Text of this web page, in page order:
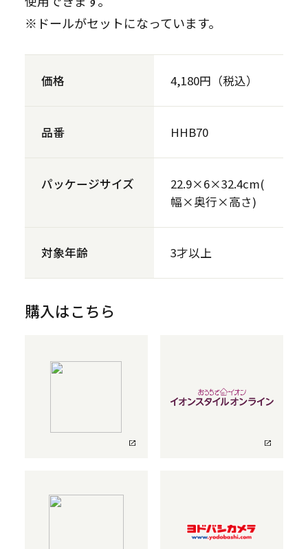
※ドールがセットになっています。
価格 4,180円（税込）
品番 HHB70
パッケージサイズ
22.9×6×32.4cm(
幅×奥行×高さ)
対象年齢 3才以上
購入はこちら